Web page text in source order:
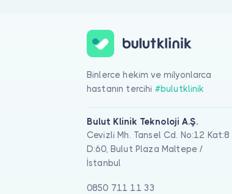
Binlerce hekim ve milyonlarca
hastanın tercihi #bulutklinik
Bulut Klinik Teknoloji A.Ş.
Cevizli Mh. Tansel Cd. No:12 Kat:8
D:60, Bulut Plaza Maltepe /
İstanbul
0850 711 11 33